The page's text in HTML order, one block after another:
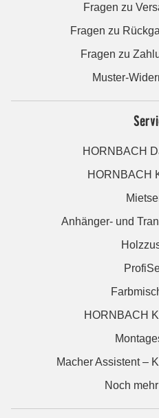
Fragen zu
Fragen zu
Fragen zu
Muster-
HORNBACH
HORNBACH
Anhänger- und
HORNBACH
Macher Assistent –
Noch